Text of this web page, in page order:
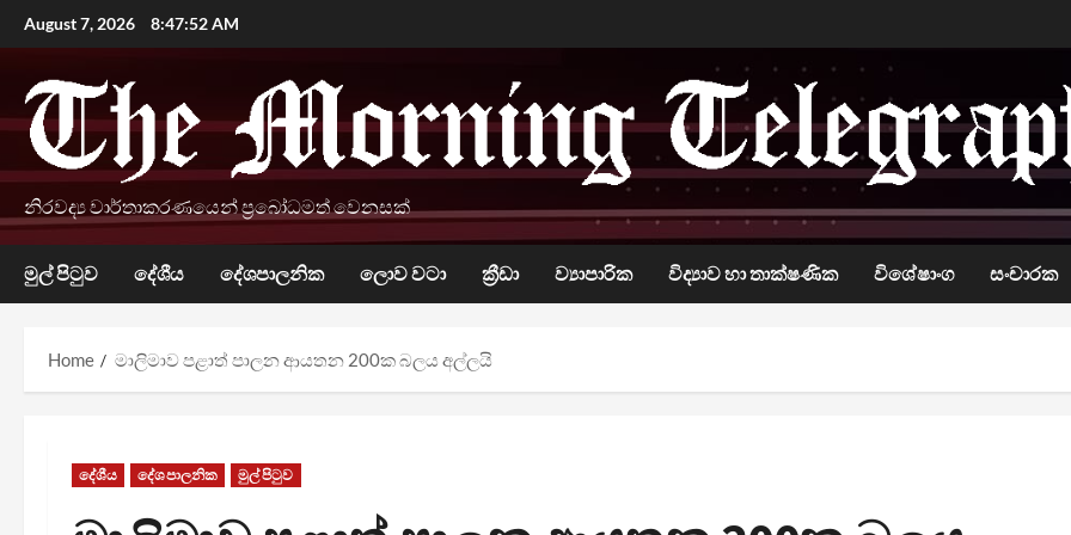
Skip
to
content
August 7, 2026 8:47:53 AM
නිරවද්‍ය වාර්තාකරණයෙන් ප්‍රබෝධමත් වෙනසක්
මුල් පිටුව දේශීය දේශපාලනික ලොව වටා ක්‍රීඩා ව්‍යාපාරික විද්‍යාව හා තාක්ෂණික විශේෂාංග සංචාරක
Home මාලිමාව පළාත් පාලන ආයතන 200ක බලය අල්ලයි
දේශීය දේශපාලනික මුල් පිටුව